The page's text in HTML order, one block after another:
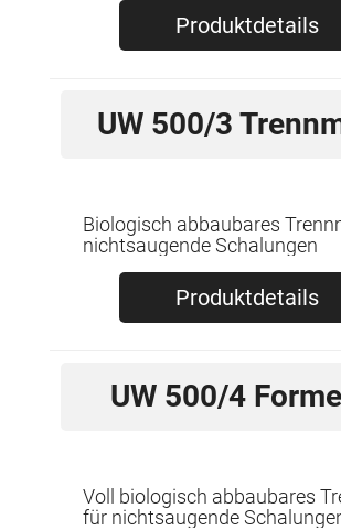
Produktdetails
UW 500/3
Biologisch abbaubares
nichtsaugende Schalungen
Produktdetails
UW 500/4
Voll biologisch abbaubares
für nichtsaugende